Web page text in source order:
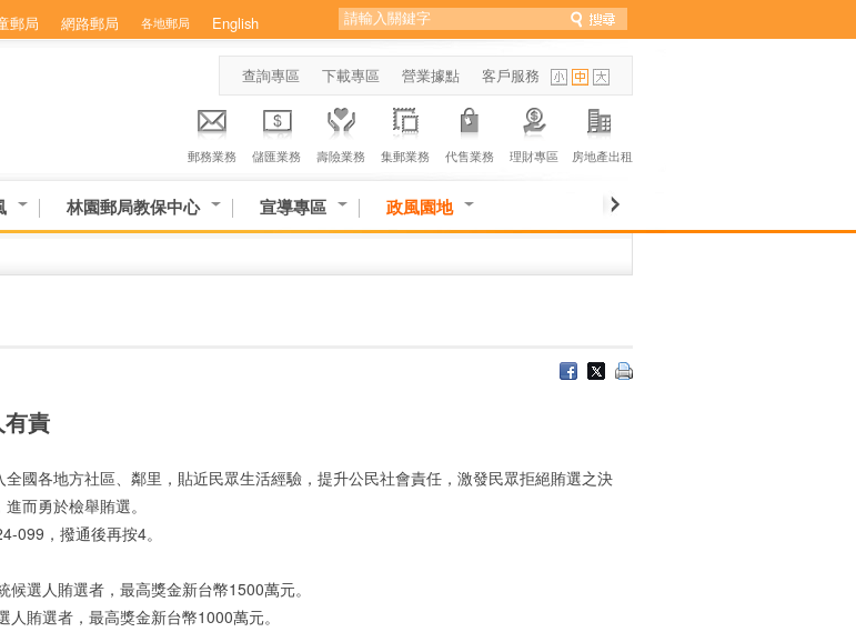
郵局 網路郵局 各地郵局 English
查詢專區 下載專區 營業據點 客戶服務
郵務業務 儲匯業務 壽險業務 集郵業務 代售業務 理財專區 房地產出租
林園郵局教保中心 宣導專區 政風園地
責
國各地方社區、鄰里，貼近民眾生活經驗，提升公民社會責任，激發民眾拒絕賄選之決
而勇於檢舉賄選。
099，撥通後再按4。
候選人賄選者，最高獎金新台幣1500萬元。
人賄選者，最高獎金新台幣1000萬元。